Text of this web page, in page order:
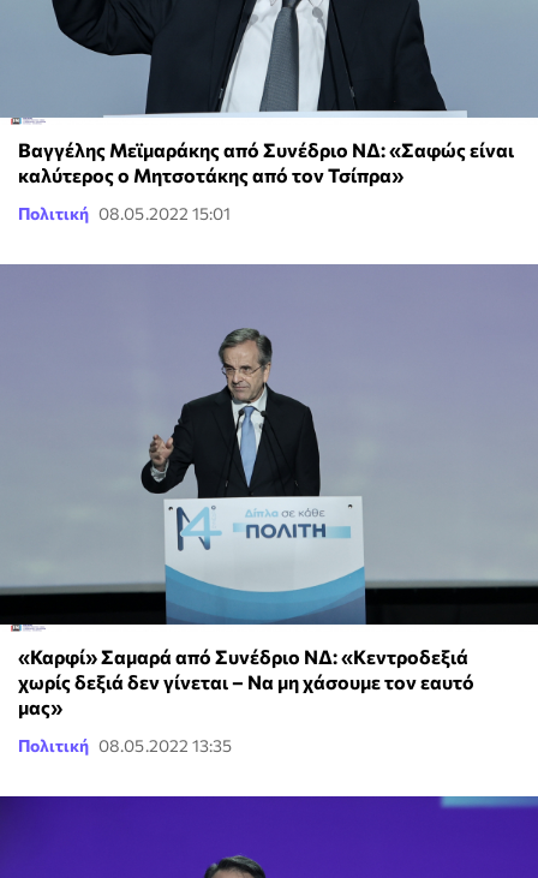
Βαγγέλης Μεϊμαράκης από Συνέδριο ΝΔ: «Σαφώς είναι
καλύτερος ο Μητσοτάκης από τον Τσίπρα»
Πολιτική 08.05.2022 15:01
«Καρφί» Σαμαρά από Συνέδριο ΝΔ: «Κεντροδεξιά
χωρίς δεξιά δεν γίνεται – Να μη χάσουμε τον εαυτό
μας»
Πολιτική 08.05.2022 13:35